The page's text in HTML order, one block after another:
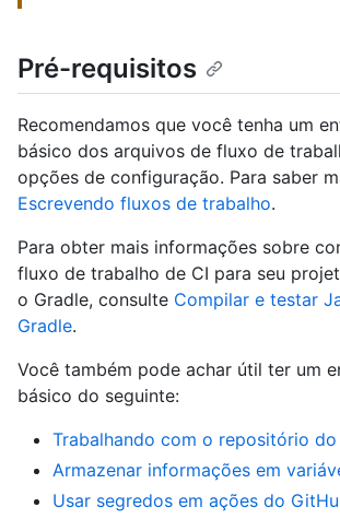
Pré-requisitos
Recomendamos que você tenha um
básico dos arquivos de fluxo de
opções de configuração. Para saber
Escrevendo fluxos de trabalho.
Para obter mais informações sobre
fluxo de trabalho de CI para seu
o Gradle, consulte Compilar e testar
Gradle.
Você também pode achar útil ter um
básico do seguinte:
Trabalhando com o repositório
Armazenar informações em
Usar segredos em ações do